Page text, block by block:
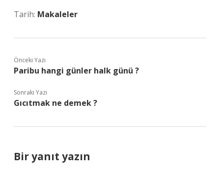
Tarih: Makaleler
Önceki Yazı
Paribu hangi günler halk günü ?
Sonraki Yazı
Gıcıtmak ne demek ?
Bir yanıt yazın